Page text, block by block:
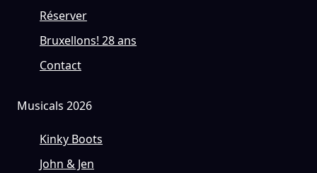
Réserver
Bruxellons! 28 ans
Contact
Musicals 2026
Kinky Boots
John & Jen